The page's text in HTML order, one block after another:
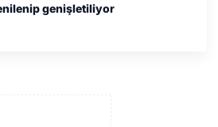
genişletiliyor